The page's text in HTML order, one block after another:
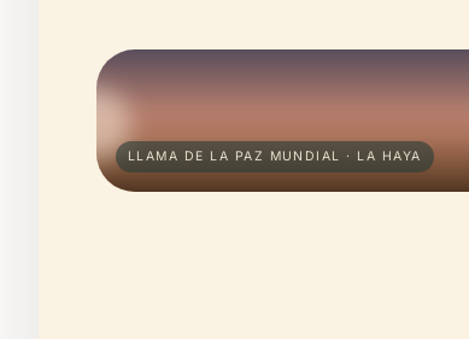
LLAMA DE LA PAZ MUNDIAL · LA HAYA